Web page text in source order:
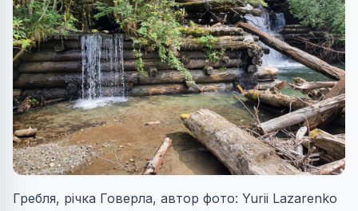
Гребля, річка Говерла, автор фото: Yurii Lazarenko